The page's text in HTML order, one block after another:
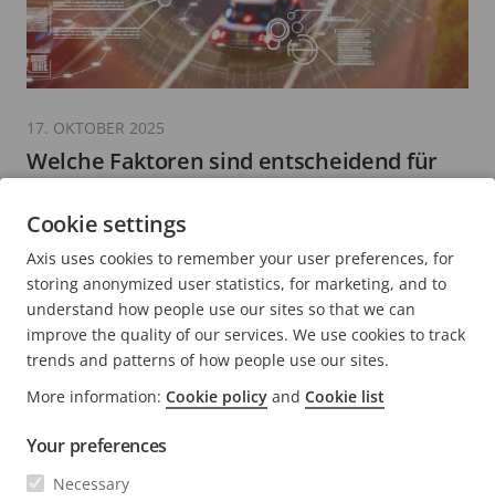
Welche Faktoren sind entscheidend für
6 Minuten zum Lesen
17. OKTOBER 2025
MEHR LESEN
Kontaktieren Sie uns
NEWS & STORYS
Cookie settings
Axis uses cookies to remember your user preferences, for
storing anonymized user statistics, for marketing, and to
understand how people use our sites so that we can
improve the quality of our services. We use cookies to track
trends and patterns of how people use our sites.
More information: Cookie policy and Cookie list
Your preferences
Necessary